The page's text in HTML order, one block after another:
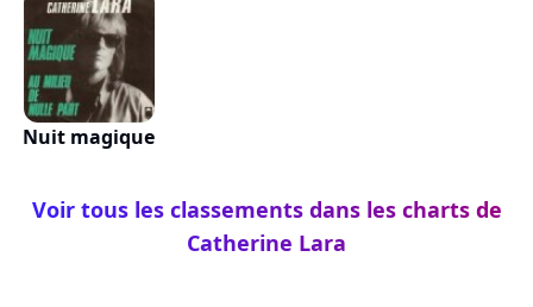
Nuit magique
Voir tous les classements dans les charts de
Catherine Lara